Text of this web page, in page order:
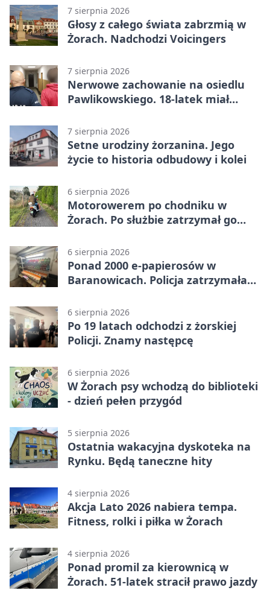
7 sierpnia 2026
Głosy z całego świata zabrzmią w
Żorach. Nadchodzi Voicingers
7 sierpnia 2026
Nerwowe zachowanie na osiedlu
Pawlikowskiego. 18-latek miał
7 sierpnia 2026
Setne urodziny żorzanina. Jego
życie to historia odbudowy i kolei
6 sierpnia 2026
Motorowerem po chodniku w
Żorach. Po służbie zatrzymał go
6 sierpnia 2026
Ponad 2000 e-papierosów w
Baranowicach. Policja zatrzymała
6 sierpnia 2026
Po 19 latach odchodzi z żorskiej
Policji. Znamy następcę
6 sierpnia 2026
W Żorach psy wchodzą do biblioteki
- dzień pełen przygód
5 sierpnia 2026
Ostatnia wakacyjna dyskoteka na
Rynku. Będą taneczne hity
4 sierpnia 2026
Akcja Lato 2026 nabiera tempa.
Fitness, rolki i piłka w Żorach
4 sierpnia 2026
Ponad promil za kierownicą w
Żorach. 51-latek stracił prawo jazdy